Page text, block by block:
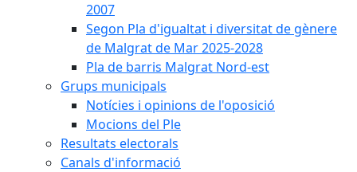
2007
Segon Pla d'igualtat i diversitat de gènere
de Malgrat de Mar 2025-2028
Pla de barris Malgrat Nord-est
Grups municipals
Notícies i opinions de l'oposició
Mocions del Ple
Resultats electorals
Canals d'informació